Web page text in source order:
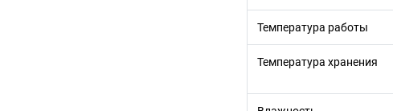
Температура работы
Температура хранения